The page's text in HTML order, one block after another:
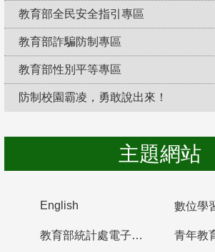
教育部全民安全指引專區
教育部詐騙防制專區
教育部性別平等專區
防制校園霸凌，勇敢說出來！
主題網站
English 數位學
教育部統計處電子書櫃